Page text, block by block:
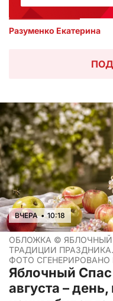
Разуменко Екатерина
ВЧЕРА • 10:18
ОБЛОЖКА © ЯБЛОЧНЫЙ
ТРАДИЦИИ
ФОТО СГЕНЕРИРОВАНО
Яблочный Спас
августа –